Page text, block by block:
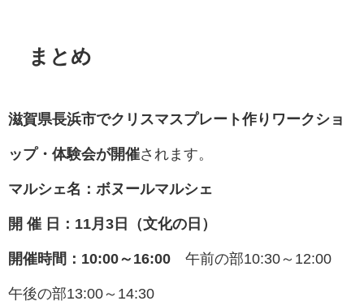
まとめ
滋賀県長浜市でクリスマスプレート作りワークショ
ップ・体験会が開催されます。
マルシェ名：ボヌールマルシェ
開 催 日：11月3日（文化の日）
開催時間：10:00～16:00 午前の部10:30～12:00
午後の部13:00～14:30